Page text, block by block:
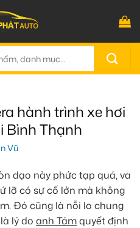
hành trình xe hơi
Bình Thạnh
Vũ
dạo này phức tạp quá, va
lỡ có sự cố lớn mà không
Đó cũng là nỗi lo chung
lý do anh Támquyết định